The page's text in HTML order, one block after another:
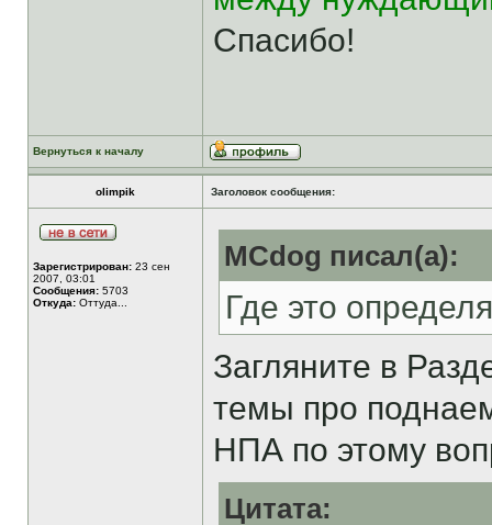
Спасибо!
Вернуться к началу
olimpik Заголовок сообщения:
Зарегистрирован: 23 сен
2007, 03:01
Сообщения: 5703
Откуда: Оттуда...
MCdog писал(а):
Где это
Загляните в
темы про
НПА по этому
Цитата: